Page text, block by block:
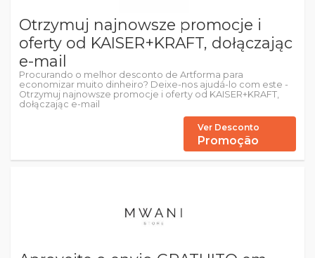
Otrzymuj najnowsze promocje i
oferty od KAISER+KRAFT, dołączając
e-mail
Procurando o melhor desconto de Artforma para
economizar muito dinheiro? Deixe-nos ajudá-lo com este -
Otrzymuj najnowsze promocje i oferty od KAISER+KRAFT,
dołączając e-mail
Ver Desconto
Promoção